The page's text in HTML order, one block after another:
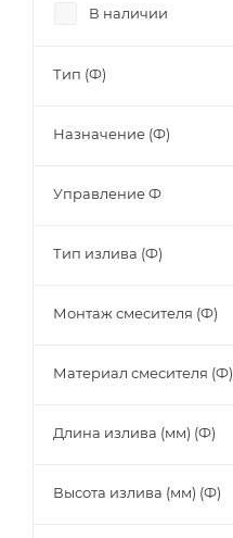
В наличии
Тип (Ф)
Назначение (Ф)
Управление Ф
Тип излива (Ф)
Монтаж смесителя (Ф)
Материал смесителя (Ф)
Длина излива (мм) (Ф)
Высота излива (мм) (Ф)